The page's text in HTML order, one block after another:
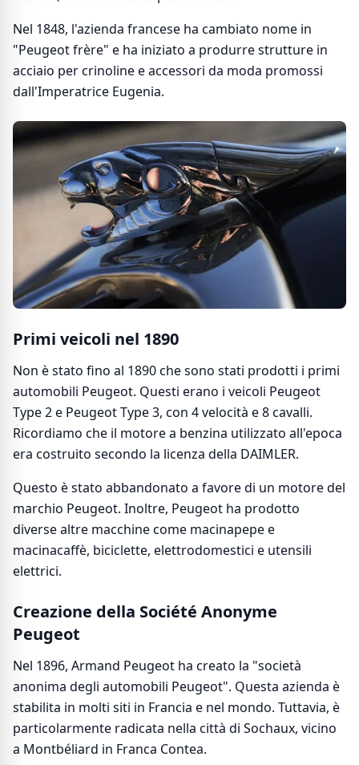
Nel 1848, l'azienda francese ha cambiato nome in
"Peugeot frère" e ha iniziato a produrre strutture in
acciaio per crinoline e accessori da moda promossi
dall'Imperatrice Eugenia.
Primi veicoli nel 1890
Non è stato fino al 1890 che sono stati prodotti i primi
automobili Peugeot. Questi erano i veicoli Peugeot
Type 2 e Peugeot Type 3, con 4 velocità e 8 cavalli.
Ricordiamo che il motore a benzina utilizzato all'epoca
era costruito secondo la licenza della DAIMLER.
Questo è stato abbandonato a favore di un motore del
marchio Peugeot. Inoltre, Peugeot ha prodotto
diverse altre macchine come macinapepe e
macinacaffè, biciclette, elettrodomestici e utensili
elettrici.
Creazione della Société Anonyme
Peugeot
Nel 1896, Armand Peugeot ha creato la "società
anonima degli automobili Peugeot". Questa azienda è
stabilita in molti siti in Francia e nel mondo. Tuttavia, è
particolarmente radicata nella città di Sochaux, vicino
a Montbéliard in Franca Contea.